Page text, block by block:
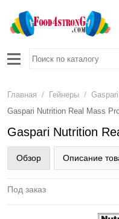
Главная / Гейнеры /
Gaspari Nutrition Real Mass
Gaspari Nutrition
Обзор Описание
Под заказ